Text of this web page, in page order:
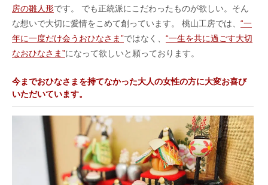
房の雛人形です。 でも正統派にこだわったものが欲しい。そん
な想いで大切に愛情をこめて創っています。 桃山工房では、 “一
年に一度だけ会うおひなさま”ではなく、 “一生を共に過ごす大切
なおひなさま”になって欲しいと願っております。
今までおひなさまを持てなかった大人の女性の方に大変お喜び
いただいています。